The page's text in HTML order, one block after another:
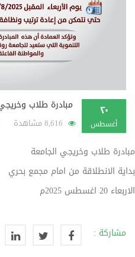
٢٠
أغسطس
مبادرة طلاب
مبادرة طلاب وخريجي الجامعة
بداية الانطلاقة من امام مجمع بحري
الاربعاء 20 اغسطس 2025م
مشاركة :